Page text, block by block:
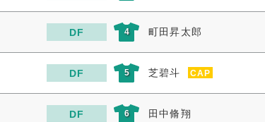
DF 4 町田昇太郎
DF 5 芝碧斗 CAP
DF 6 田中脩翔